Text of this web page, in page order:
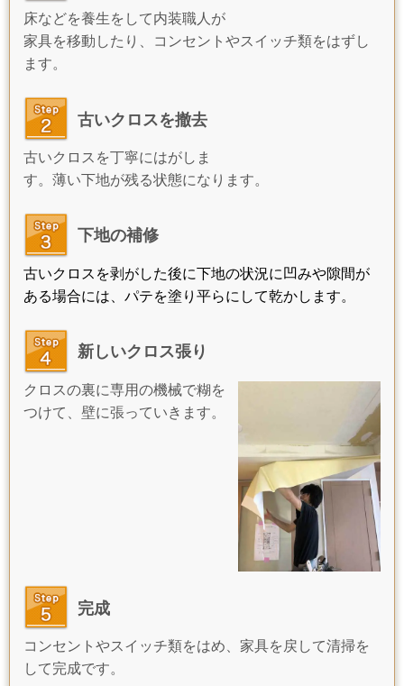
床などを養生をして内装職人が
家具を移動したり、コンセントやスイッチ類をはずし
ます。
古いクロスを撤去
古いクロスを丁寧にはがしま
す。薄い下地が残る状態になります。
下地の補修
古いクロスを剥がした後に下地の状況に凹みや隙間が
ある場合には、パテを塗り平らにして乾かします。
新しいクロス張り
クロスの裏に専用の機械で糊を
つけて、壁に張っていきます。
完成
コンセントやスイッチ類をはめ、家具を戻して清掃を
して完成です。